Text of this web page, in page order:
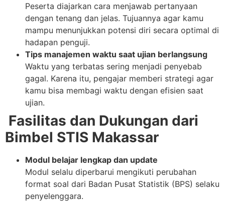
Peserta diajarkan cara menjawab pertanyaan
dengan tenang dan jelas. Tujuannya agar kamu
mampu menunjukkan potensi diri secara optimal di
hadapan penguji.
Tips manajemen waktu saat ujian berlangsung
Waktu yang terbatas sering menjadi penyebab
gagal. Karena itu, pengajar memberi strategi agar
kamu bisa membagi waktu dengan efisien saat
ujian.
Fasilitas dan Dukungan dari
Bimbel STIS Makassar
Modul belajar lengkap dan update
Modul selalu diperbarui mengikuti perubahan
format soal dari Badan Pusat Statistik (BPS) selaku
penyelenggara.